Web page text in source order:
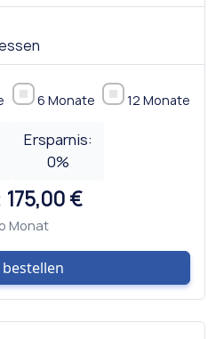
6 Monate 12 Monate
Ersparnis:
0%
175,00 €
Monat
bestellen